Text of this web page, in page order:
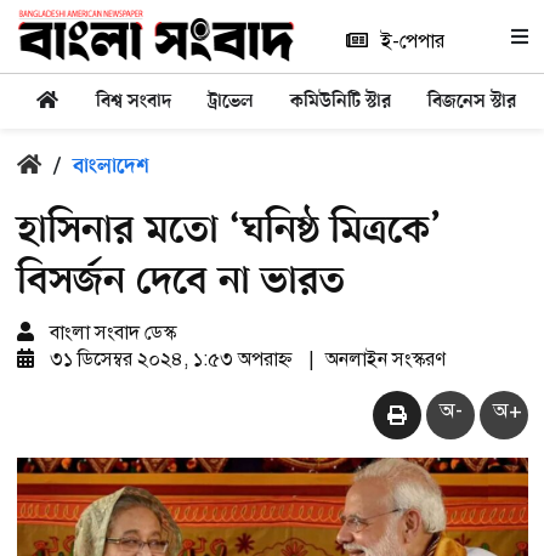
ই-পেপার
বিশ্ব সংবাদ ট্রাভেল কমিউনিটি স্টার বিজনেস স্টার
/ বাংলাদেশ
হাসিনার মতো ‘ঘনিষ্ঠ মিত্রকে’
বিসর্জন দেবে না ভারত
বাংলা সংবাদ ডেস্ক
৩১ ডিসেম্বর ২০২৪, ১:৫৩ অপরাহ্ন
অনলাইন সংস্করণ
অ- অ+